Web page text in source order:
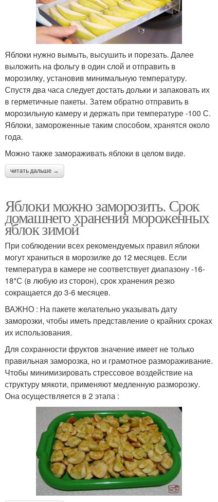
Яблоки нужно вымыть, высушить и порезать. Далее
выложить на фольгу в один слой и отправить в
морозилку, установив минимальную температуру.
Спустя два часа следует достать дольки и запаковать их
в герметичные пакеты. Затем обратно отправить в
морозильную камеру и держать при температуре -100 С.
Яблоки, замороженные таким способом, хранятся около
года.
Можно также замораживать яблоки в целом виде.
читать дальше →
Яблоки можно заморозить. Срок
домашнего хранения мороженных
яблок зимой
При соблюдении всех рекомендуемых правил яблоки
могут храниться в морозилке до 12 месяцев. Если
температура в камере не соответствует диапазону -16-
18*С (в любую из сторон), срок хранения резко
сокращается до 3-6 месяцев.
ВАЖНО : На пакете желательно указывать дату
заморозки, чтобы иметь представление о крайних сроках
их использования.
Для сохранности фруктов значение имеет не только
правильная заморозка, но и грамотное размораживание.
Чтобы минимизировать стрессовое воздействие на
структуру мякоти, применяют медленную разморозку.
Она осуществляется в 2 этапа :